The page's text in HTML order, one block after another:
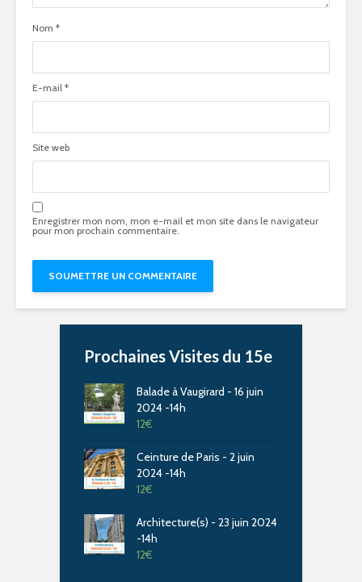
Nom *
E-mail *
Site web
Enregistrer mon nom, mon e-mail et mon site dans le navigateur
pour mon prochain commentaire.
Prochaines Visites du 15e
Balade à Vaugirard - 16 juin
2024 -14h
12€
Ceinture de Paris - 2 juin
2024 -14h
12€
Architecture(s) - 23 juin 2024
-14h
12€